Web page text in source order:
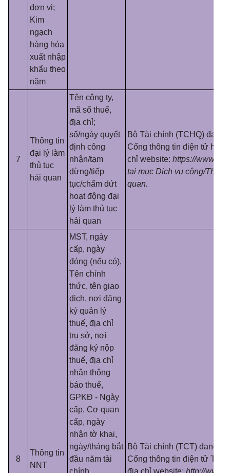
đơn vị;
Kim
ngạch
hàng hóa
xuất nhập
khẩu theo
năm
7
Thông tin
đại lý làm
thủ tục
hải quan
Tên công ty,
mã số thuế,
địa chỉ;
số/ngày quyết
định công
nhận/tạm
dừng/tiếp
tục/chấm dứt
hoạt động đại
ý làm thủ tục
hải quan
Bộ Tài chính (TCHQ) đang
Cổng thông tin điện tử hải
chỉ website: https://
tại mục Dịch vụ công/
quan.
8
Thông tin
NNT
MST, ngày
cấp, ngày
đóng (nếu có),
Tên chính
thức, tên giao
dịch, nơi đăng
ký quản lý
thuế, địa chỉ
trụ sở, nơi
đăng ký nộp
thuế, địa chỉ
nhận thông
báo thuế,
GPKĐ - Ngày
cấp, Cơ quan
cấp, ngày
nhận tờ khai,
ngày/tháng bắt
đầu năm tài
chính,
Bộ Tài chính (TCT) đang
Cổng thông tin điện tử
địa chỉ website: http://